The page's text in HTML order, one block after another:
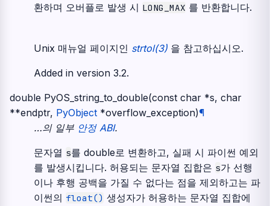
환하며 오버플로 발생 시 LONG_MAX 를 반환합니다.
Unix 매뉴얼 페이지인 strtol(3) 을 참고하십시오.
Added in version 3.2.
double PyOS_string_to_double(const char *s, char
**endptr, PyObject *overflow_exception)¶
…의 일부 안정 ABI.
문자열 s를 double 로 변환하고, 실패 시 파이썬 예외
를 발생시킵니다. 허용되는 문자열 집합은 s가 선행
이나 후행 공백을 가질 수 없다는 점을 제외하고는 파
이썬의 float() 생성자가 허용하는 문자열 집합에